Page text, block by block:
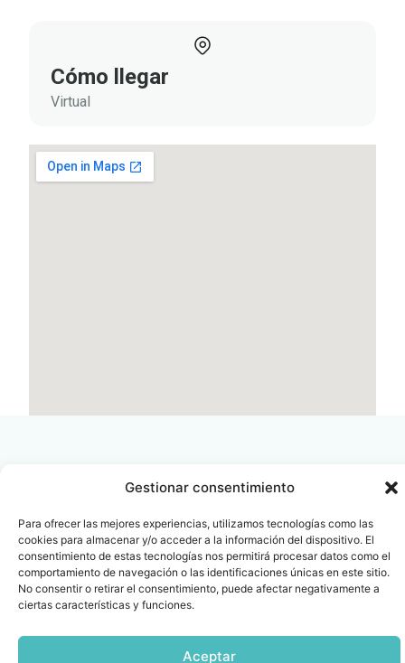
Gestionar consentimiento
Para ofrecer las mejores experiencias, utilizamos tecnologías como las
cookies para almacenar y/o acceder a la información del dispositivo. El
consentimiento de estas tecnologías nos permitirá procesar datos como el
comportamiento de navegación o las identificaciones únicas en este sitio.
No consentir o retirar el consentimiento, puede afectar negativamente a
ciertas características y funciones.
Aceptar
Cómo llegar
Virtual
Contacto
info@fenin.es
C/ Villanueva, 20 - 1-
28001
915 759 800
Oficina Barcelona
Travesera de Gracia, 56 -
1º, 3ª 08006
932 014 655